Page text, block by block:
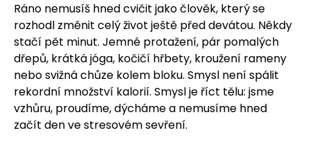
Ráno nemusíš hned cvičit jako člověk, který se
rozhodl změnit celý život ještě před devátou. Někdy
stačí pět minut. Jemné protažení, pár pomalých
dřepů, krátká jóga, kočičí hřbety, kroužení rameny
nebo svižná chůze kolem bloku. Smysl není spálit
rekordní množství kalorií. Smysl je říct tělu: jsme
vzhůru, proudíme, dýcháme a nemusíme hned
začít den ve stresovém sevření.